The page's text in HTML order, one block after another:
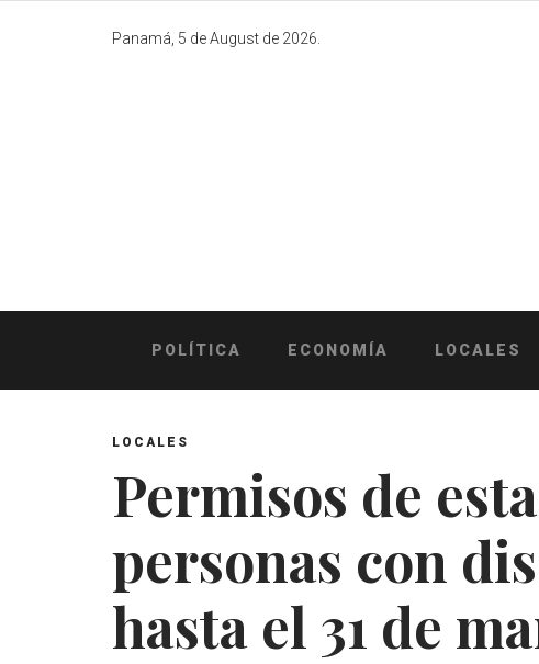
Panamá, 5 de August de 2026.
POLÍTICA ECONOMÍA LOCALES
LOCALES
Permisos de
personas con
hasta el 31 de